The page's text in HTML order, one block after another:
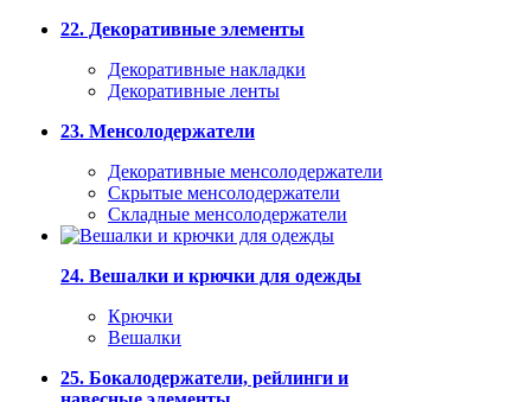
22. Декоративные элементы
Декоративные накладки
Декоративные ленты
23. Менсолодержатели
Декоративные менсолодержатели
Скрытые менсолодержатели
Складные менсолодержатели
24. Вешалки и крючки для одежды
Крючки
Вешалки
25. Бокалодержатели, рейлинги и